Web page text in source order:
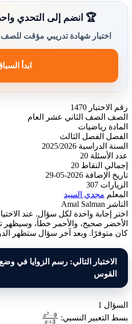
🏆 انضم إلى التحدي
اختبار شهادة تدريبي مؤقت
ابدأ
رقم الاختبار 1470
الصف
الصف الثاني عشر العام
المادة رياضيات
الفصل
الفصل الثالث
السنة الدراسية 2025/2026
عدد الأسئلة 20
إجمالي النقاط 20
تاريخ الإضافة 2026-05-29
الزيارات 307
المعلم مجدي السيد
الناشر Amal Salman
اختر إجابة واحدة لكل سؤال. عند
الأخضر صحيح، والأحمر خطأ، وسيظهر
كان متوفرًا. وبعد آخر سؤال ستظهر الدرجة
الاختبار التالي: رسم الزوايا في
القوس
السؤال 1
بسط التعبير النسبي:
x2−9